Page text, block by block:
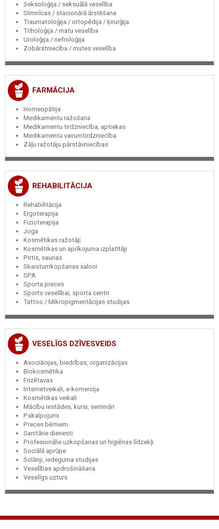
Seksoloģija / seksuālā veselība
Slimnīcas / stacionārā ārstēšana
Traumatoloģija / ortopēdija / ķirurģija
Triholoģija / matu veselība
Uroloģija / nefroloģija
Zobārstniecība / mutes veselība
FARMĀCIJA
Homeopātija
Medikamentu ražošana
Medikamentu tirdzniecība, aptiekas
Medikamentu vairumtirdzniecība
Zāļu ražotāju pārstāvniecības
REHABILITĀCIJA
Rehabilitācija
Ergoterapija
Fizioterapija
Joga
Kosmētikas ražotāji
Kosmētikas un aprīkojuma izplatītāji
Pirtis, saunas
Skaistumkopšanas saloni
SPA
Sporta preces
Sports veselībai, sporta centri
Tattoo / Mikropigmentācijas studijas
VESELĪGS DZĪVESVEIDS
Asociācijas, biedrības, organizācijas
Biokosmētika
Frizētavas
Internetveikali, e-komercija
Kosmētikas veikali
Mācību iestādes, kursi, semināri
Pakalpojumi
Preces bērniem
Sanitārie dienesti
Profesionālie uzkopšanas un higiēnas līdzekļi
Sociālā aprūpe
Solāriji, iedeguma studijas
Veselības apdrošināšana
Veselīgs uzturs